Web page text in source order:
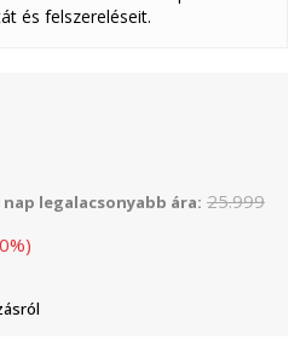
és felszereléseit.
legalacsonyabb ára: 25.999
%)